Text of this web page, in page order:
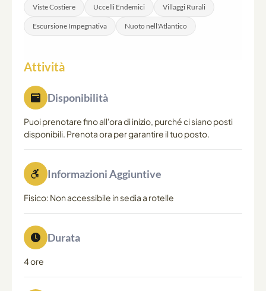
Viste Costiere Uccelli Endemici Villaggi Rurali
Escursione Impegnativa Nuoto nell'Atlantico
Attività
Disponibilità
Puoi prenotare fino all'ora di inizio, purché ci siano posti
disponibili. Prenota ora per garantire il tuo posto.
Informazioni Aggiuntive
Fisico: Non accessibile in sedia a rotelle
Durata
4 ore